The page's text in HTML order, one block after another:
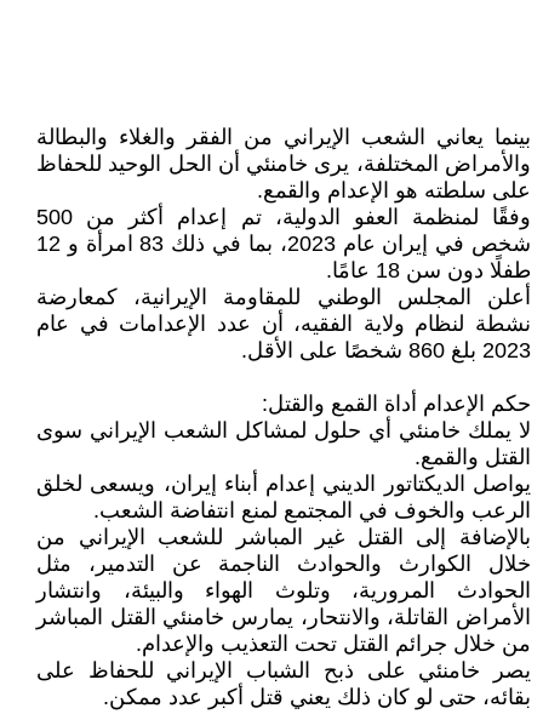
بينما يعاني الشعب الإيراني من الفقر والغلاء والبطالة
والأمراض المختلفة، يرى خامنئي أن الحل الوحيد للحفاظ
على سلطته هو الإعدام والقمع.
وفقًا لمنظمة العفو الدولية، تم إعدام أكثر من 500
شخص في إيران عام 2023، بما في ذلك 83 امرأة و 12
طفلًا دون سن 18 عامًا.
أعلن المجلس الوطني للمقاومة الإيرانية، كمعارضة
نشطة لنظام ولاية الفقيه، أن عدد الإعدامات في عام
2023 بلغ 860 شخصًا على الأقل.
حكم الإعدام أداة القمع والقتل:
لا يملك خامنئي أي حلول لمشاكل الشعب الإيراني سوى
القتل والقمع.
يواصل الديكتاتور الديني إعدام أبناء إيران، ويسعى لخلق
الرعب والخوف في المجتمع لمنع انتفاضة الشعب.
بالإضافة إلى القتل غير المباشر للشعب الإيراني من
خلال الكوارث والحوادث الناجمة عن التدمير، مثل
الحوادث المرورية، وتلوث الهواء والبيئة، وانتشار
الأمراض القاتلة، والانتحار، يمارس خامنئي القتل المباشر
من خلال جرائم القتل تحت التعذيب والإعدام.
يصر خامنئي على ذبح الشباب الإيراني للحفاظ على
بقائه، حتى لو كان ذلك يعني قتل أكبر عدد ممكن.